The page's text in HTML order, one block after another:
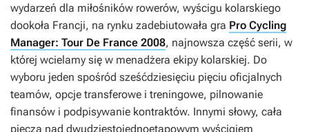
wydarzeń dla miłośników rowerów, wyścigu kolarskiego
dookoła Francji, na rynku zadebiutowała gra Pro Cycling
Manager: Tour De France 2008, najnowsza część serii, w
której wcielamy się w menadżera ekipy kolarskiej. Do
wyboru jeden spośród sześćdziesięciu pięciu oficjalnych
teamów, opcje transferowe i treningowe, pilnowanie
finansów i podpisywanie kontraktów. Innymi słowy, cała
piecza nad dwudziestojednoetapowym wyścigiem